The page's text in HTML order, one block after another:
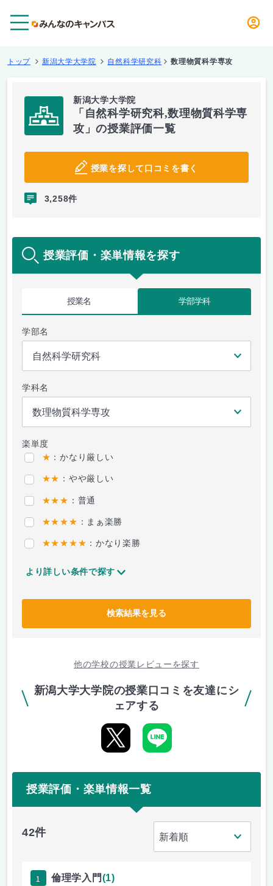
トップ 新潟大学大学院 自然科学研究科 数理物質科学専攻
新潟大学大学院
「自然科学研究科,数理物質科学専
攻」の授業評価一覧
授業を探して口コミを書く
3,258件
授業評価・楽単情報を探す
授業名 学部学科
学部名
学科名
楽単度
★ ：かなり厳しい
★★ ：やや厳しい
★★★ ：普通
★★★★ ：まぁ楽勝
★★★★★ ：かなり楽勝
より詳しい条件で探す
検索結果を見る
他の学校の授業レビューを探す
新潟大学大学院の授業口コミを友達にシ
ェアする
授業評価・楽単情報一覧
42件
1 倫理学入門(1)